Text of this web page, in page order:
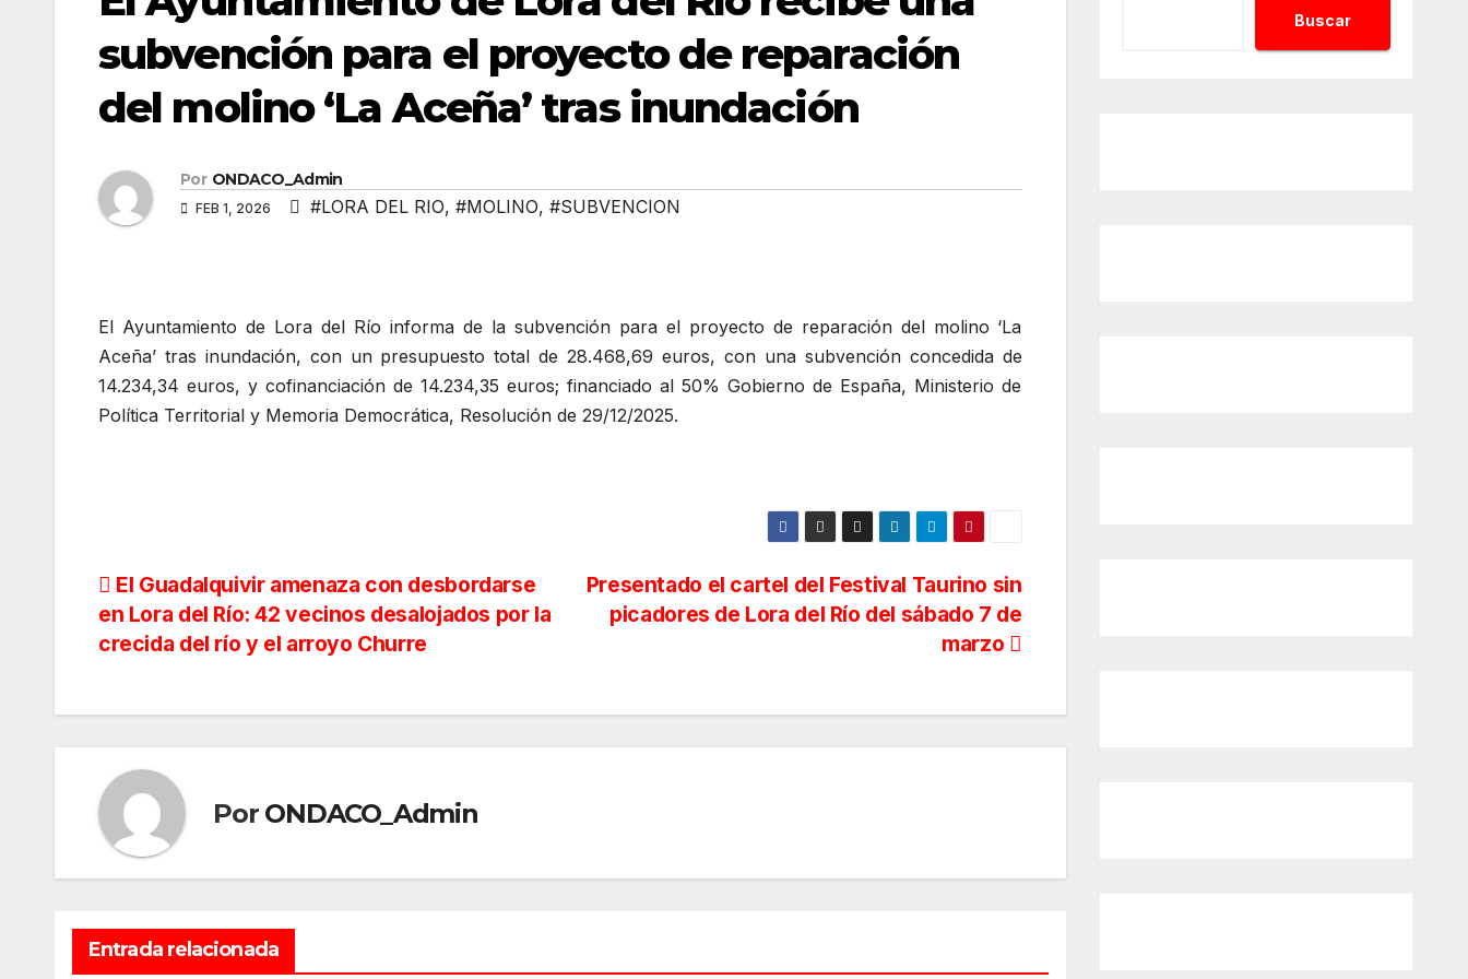
subvención para el proyecto de reparación
del molino ‘La Aceña’ tras inundación
Por ONDACO_Admin
FEB 1, 2026 #LORA DEL RIO, #MOLINO, #SUBVENCION
El Ayuntamiento de Lora del Río informa de la subvención para el proyecto de reparación del molino ‘La
Aceña’ tras inundación, con un presupuesto total de 28.468,69 euros, con una subvención concedida de
14.234,34 euros, y cofinanciación de 14.234,35 euros; financiado al 50% Gobierno de España, Ministerio de
Política Territorial y Memoria Democrática, Resolución de 29/12/2025.
Navegación
de
Presentado el cartel del Festival Taurino sin
picadores de Lora del Río del sábado 7 de
marzo
El Guadalquivir amenaza con desbordarse
en Lora del Río: 42 vecinos desalojados por la
crecida del río y el arroyo Churre
Por ONDACO_Admin
Entrada relacionada
Buscar